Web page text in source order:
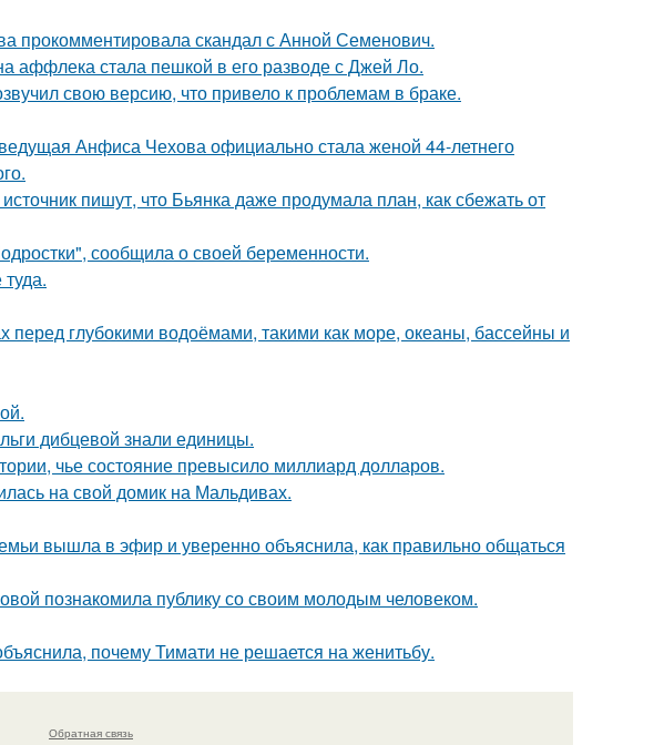
прокомментировала скандал с Анной Семенович.
аффлека стала пешкой в его разводе с Джей Ло.
свою версию, что привело к проблемам в браке.
Анфиса Чехова официально стала женой 44-летнего
пишут, что Бьянка даже продумала план, как сбежать от
сообщила о своей беременности.
перед глубокими водоёмами, такими как море, океаны, бассейны и
дибцевой знали единицы.
чье состояние превысило миллиард долларов.
на свой домик на Мальдивах.
вышла в эфир и уверенно объяснила, как правильно общаться
познакомила публику со своим молодым человеком.
почему Тимати не решается на женитьбу.
Обратная связь